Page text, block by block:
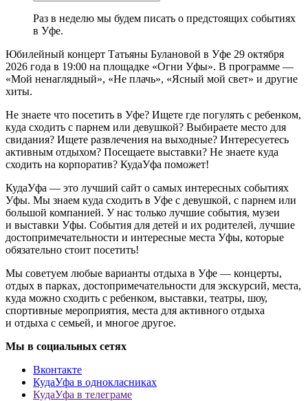
Раз в неделю мы будем писать о предстоящих событиях
в Уфе.
Юбилейный концерт Татьяны Булановой в Уфе 29 октября
2026 года в 19:00 на площадке «Огни Уфы». В программе —
«Мой ненаглядный», «Не плачь», «Ясный мой свет» и другие
хиты.
Не знаете что посетить в Уфе? Ищете где погулять с ребенком,
куда сходить с парнем или девушкой? Выбираете место для
свидания? Ищете развлечения на выходные? Интересуетесь
активным отдыхом? Посещаете выставки? Не знаете куда
сходить на корпоратив? КудаУфа поможет!
КудаУфа — это лучший сайт о самых интересных событиях
Уфы. Мы знаем куда сходить в Уфе с девушкой, с парнем или
большой компанией. У нас только лучшие события, музеи
и выставки Уфы. События для детей и их родителей, лучшие
достопримечательности и интересные места Уфы, которые
обязательно стоит посетить!
Мы советуем любые варианты отдыха в Уфе — концерты,
отдых в парках, достопримечательности для экскурсий, места,
куда можно сходить с ребенком, выставки, театры, шоу,
спортивные мероприятия, места для активного отдыха
и отдыха с семьей, и многое другое.
Мы в социальных сетях
Вконтакте
КудаУфа в однокласниках
КудаУфа в телеграме